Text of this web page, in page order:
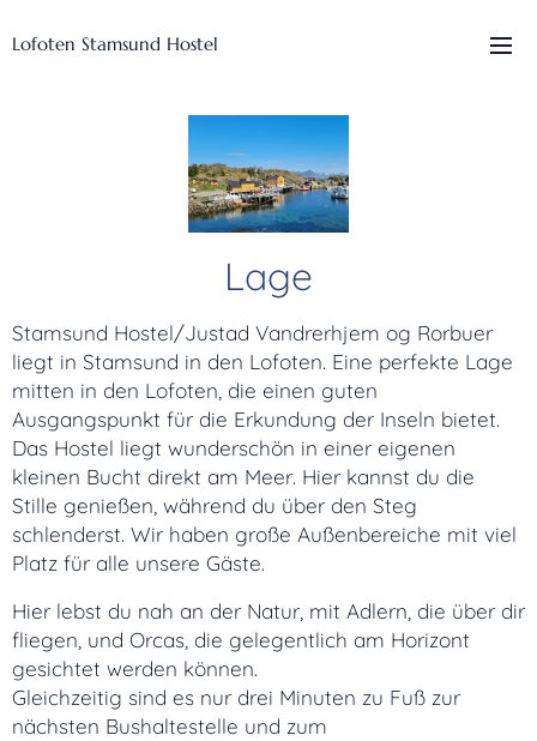
Lofoten Stamsund Hostel
Lage
Stamsund Hostel/Justad Vandrerhjem og Rorbuer
liegt in Stamsund in den Lofoten. Eine perfekte Lage
mitten in den Lofoten, die einen guten
Ausgangspunkt für die Erkundung der Inseln bietet.
Das Hostel liegt wunderschön in einer eigenen
kleinen Bucht direkt am Meer. Hier kannst du die
Stille genießen, während du über den Steg
schlenderst. Wir haben große Außenbereiche mit viel
Platz für alle unsere Gäste.
Hier lebst du nah an der Natur, mit Adlern, die über dir
fliegen, und Orcas, die gelegentlich am Horizont
gesichtet werden können.
Gleichzeitig sind es nur drei Minuten zu Fuß zur
nächsten Bushaltestelle und zum